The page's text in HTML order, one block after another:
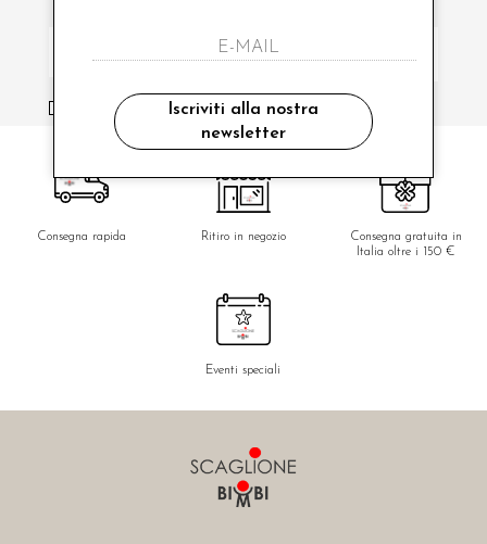
ho letto ed accettato le condizioni sulla privacy.
Consegna rapida Ritiro in negozio
Consegna gratuita in
Italia oltre i 150 €
Eventi speciali
Iscriviti alla nostra
newsletter